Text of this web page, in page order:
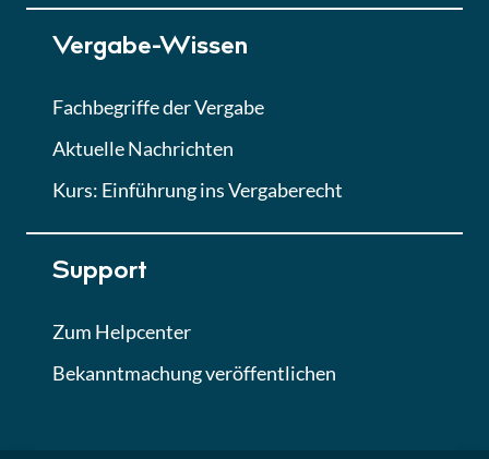
Lektion 7
Finales Quiz
Vergabe-Wissen
Fachbegriffe der Vergabe
Aktuelle Nachrichten
Kurs: Einführung ins Vergaberecht
Support
Zum Helpcenter
Bekanntmachung veröffentlichen